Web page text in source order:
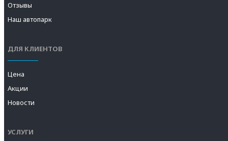
Отзывы
Наш автопарк
ДЛЯ КЛИЕНТОВ
Цена
Акции
Новости
УСЛУГИ